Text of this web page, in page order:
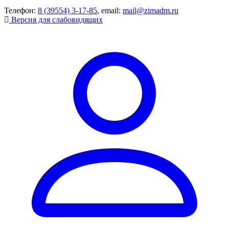
Телефон: 8 (39554) 3-17-85, email: mail@zimadm.ru
Версия для слабовидящих